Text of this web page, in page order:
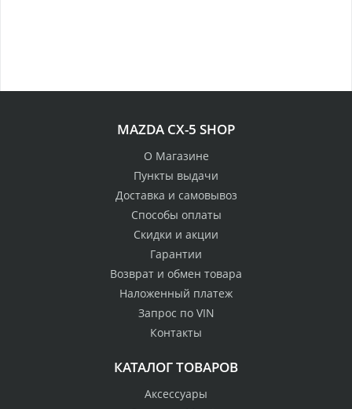
MAZDA CX-5 SHOP
О Магазине
Пункты выдачи
Доставка и самовывоз
Способы оплаты
Скидки и акции
Гарантии
Возврат и обмен товара
Наложенный платеж
Запрос по VIN
Контакты
КАТАЛОГ ТОВАРОВ
Аксессуары